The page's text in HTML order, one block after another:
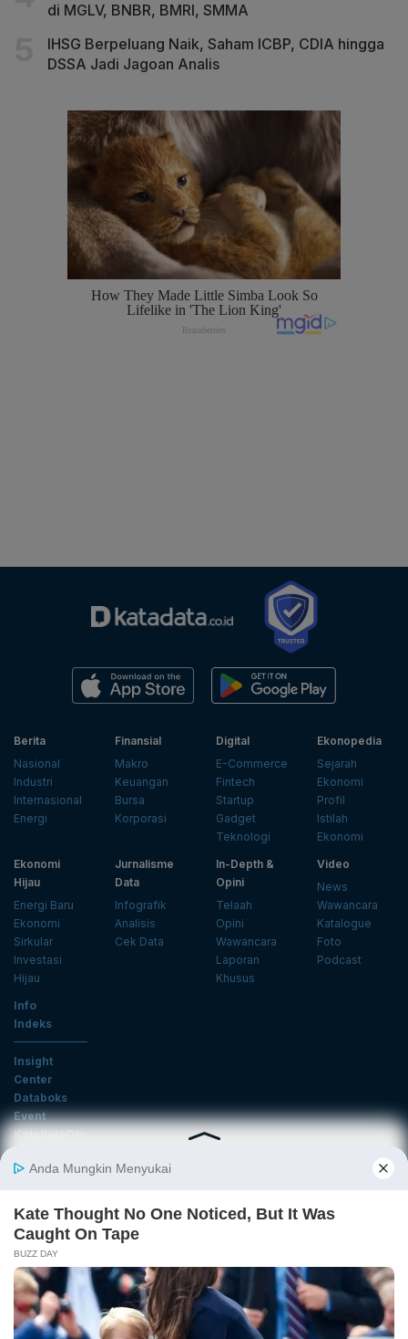
di MGLV, BNBR, BMRI, SMMA
IHSG Berpeluang Naik, Saham ICBP, CDIA hingga
DSSA Jadi Jagoan Analis
Berita
Nasional
Industri
Internasional
Energi
Finansial
Makro
Keuangan
Bursa
Korporasi
Digital
E-Commerce
Fintech
Startup
Gadget
Teknologi
Ekonopedia
Sejarah
Ekonomi
Profil
Istilah
Ekonomi
Ekonomi
Hijau
Energi Baru
Ekonomi
Sirkular
Investasi
Hijau
Jurnalisme
Data
Infografik
Analisis
Cek Data
In-Depth &
Opini
Telaah
Opini
Wawancara
Laporan
Khusus
Video
News
Wawancara
Katalogue
Foto
Podcast
Info
Indeks
Insight
Center
Databoks
Event
KatadataOto
Email